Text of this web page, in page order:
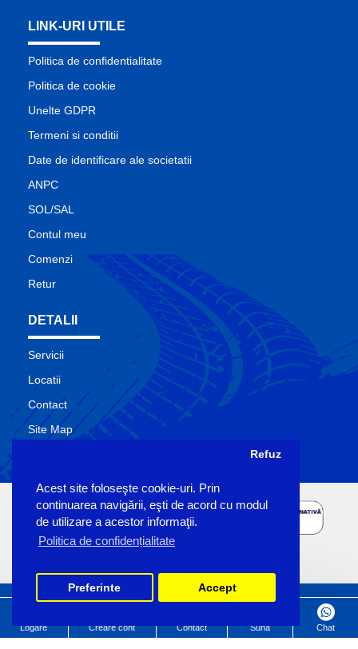
Acest site foloseşte cookie-uri. Prin
continuarea navigării, eşti de acord cu modul
de utilizare a acestor informaţii.
Politica de confidențialitate
Refuz
Preferinte Accept
LINK-URI UTILE
Politica de confidentialitate
Politica de cookie
Unelte GDPR
Termeni si conditii
Date de identificare ale societatii
ANPC
SOL/SAL
Contul meu
Comenzi
Retur
DETALII
Servicii
Locatii
Contact
Site Map
Copyright Sigemo © 2023
Logare Creare cont Contact Suna Chat